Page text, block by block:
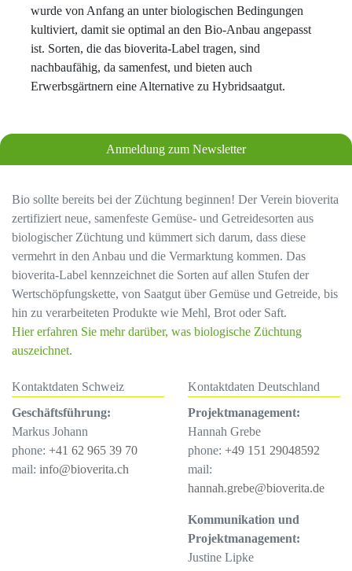
wurde von Anfang an unter biologischen Bedingungen
kultiviert, damit sie optimal an den Bio-Anbau angepasst
ist. Sorten, die das bioverita-Label tragen, sind
nachbaufähig, da samenfest, und bieten auch
Erwerbsgärtnern eine Alternative zu Hybridsaatgut.
Anmeldung zum Newsletter
Bio sollte bereits bei der Züchtung beginnen! Der Verein bioverita
zertifiziert neue, samenfeste Gemüse- und Getreidesorten aus
biologischer Züchtung und kümmert sich darum, dass diese
vermehrt in den Anbau und die Vermarktung kommen. Das
bioverita-Label kennzeichnet die Sorten auf allen Stufen der
Wertschöpfungskette, von Saatgut über Gemüse und Getreide, bis
hin zu verarbeiteten Produkte wie Mehl, Brot oder Saft.
Hier erfahren Sie mehr darüber, was biologische Züchtung
auszeichnet.
Kontaktdaten Schweiz
Geschäftsführung:
Markus Johann
phone: +41 62 965 39 70
mail: info@bioverita.ch
Kontaktdaten Deutschland
Projektmanagement:
Hannah Grebe
phone: +49 151 29048592
mail:
hannah.grebe@bioverita.de
Kommunikation und
Projektmanagement:
Justine Lipke